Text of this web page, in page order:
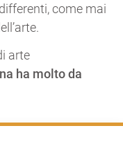
come mai
arte
ha molto da